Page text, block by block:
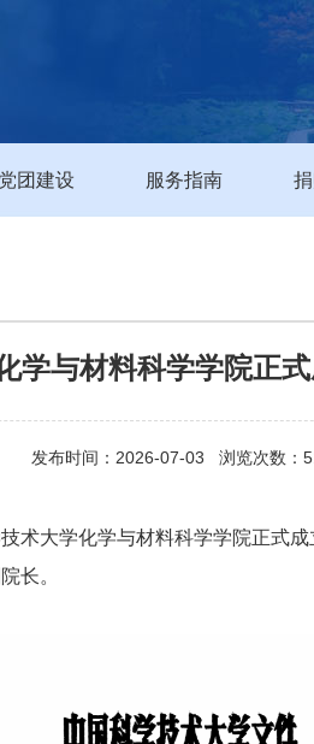
党团建设 服务指南
学与材料科学学院正
发布时间：2026-07-03 浏览次数：
术大学化学与材料科学学院正式
长。